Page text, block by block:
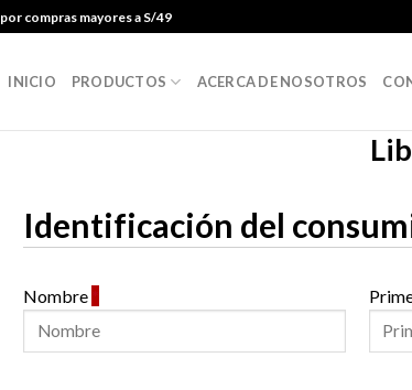
por compras mayores a S/49
INICIO PRODUCTOS ACERCA DE NOSOTROS
Identificación del
Nombre